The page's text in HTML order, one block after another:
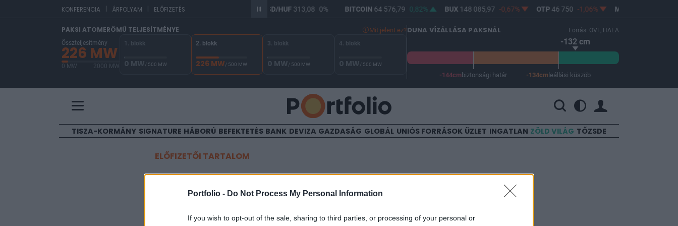
Portfolio - Do Not Process My Personal Information
If you wish to opt-out of the sale, sharing to third parties, or processing of your personal or
KONFERENCIA | ÁRFOLYAM | ELŐFIZETÉS
EUR/HUF USD/HUF313,08 0% BITCOIN64 576,79 0,82% BUX148 085,97 -0,67% OTP46 750 -1,06% MOL
PAKSI ATOMERŐMŰ TELJESÍTMÉNYE Mit jelent ez?
Összteljesítmény
226 MW
0 MW 2000 MW
1. blokk
0 MW/ 500 MW
2. blokk
226 MW/ 500 MW
3. blokk
0 MW/ 500 MW
4. blokk
0 MW/ 500 MW
DUNA VÍZÁLLÁSA PAKSNÁL Forrás: OVF, HAEA
-132 cm
-144cmbiztonsági határ -134cmleállási küszöb
TISZA-KORMÁNY SIGNATURE HÁBORÚ BEFEKTETÉS BANK DEVIZA GAZDASÁG GLOBÁL UNIÓS FORRÁSOK ÜZLET INGATLAN ZÖLD VILÁG TŐZSDE
ELŐFIZETŐI TARTALOM
Millióknak csapott oda a kormány
2015. január 07. 05:55